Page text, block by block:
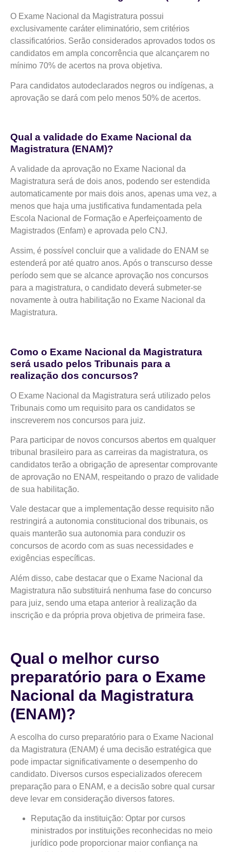
O Exame Nacional da Magistratura possui
exclusivamente caráter eliminatório, sem critérios
classificatórios. Serão considerados aprovados todos os
candidatos em ampla concorrência que alcançarem no
mínimo 70% de acertos na prova objetiva.
Para candidatos autodeclarados negros ou indígenas, a
aprovação se dará com pelo menos 50% de acertos.
Qual a validade do Exame Nacional da
Magistratura (ENAM)?
A validade da aprovação no Exame Nacional da
Magistratura será de dois anos, podendo ser estendida
automaticamente por mais dois anos, apenas uma vez, a
menos que haja uma justificativa fundamentada pela
Escola Nacional de Formação e Aperfeiçoamento de
Magistrados (Enfam) e aprovada pelo CNJ.
Assim, é possível concluir que a validade do ENAM se
estenderá por até quatro anos. Após o transcurso desse
período sem que se alcance aprovação nos concursos
para a magistratura, o candidato deverá submeter-se
novamente à outra habilitação no Exame Nacional da
Magistratura.
Como o Exame Nacional da Magistratura
será usado pelos Tribunais para a
realização dos concursos?
O Exame Nacional da Magistratura será utilizado pelos
Tribunais como um requisito para os candidatos se
inscreverem nos concursos para juiz.
Para participar de novos concursos abertos em qualquer
tribunal brasileiro para as carreiras da magistratura, os
candidatos terão a obrigação de apresentar comprovante
de aprovação no ENAM, respeitando o prazo de validade
de sua habilitação.
Vale destacar que a implementação desse requisito não
restringirá a autonomia constitucional dos tribunais, os
quais manterão sua autonomia para conduzir os
concursos de acordo com as suas necessidades e
exigências específicas.
Além disso, cabe destacar que o Exame Nacional da
Magistratura não substituirá nenhuma fase do concurso
para juiz, sendo uma etapa anterior à realização da
inscrição e da própria prova objetiva de primeira fase.
Qual o melhor curso
preparatório para o Exame
Nacional da Magistratura
(ENAM)?
A escolha do curso preparatório para o Exame Nacional
da Magistratura (ENAM) é uma decisão estratégica que
pode impactar significativamente o desempenho do
candidato. Diversos cursos especializados oferecem
preparação para o ENAM, e a decisão sobre qual cursar
deve levar em consideração diversos fatores.
Reputação da instituição: Optar por cursos
ministrados por instituições reconhecidas no meio
jurídico pode proporcionar maior confiança na